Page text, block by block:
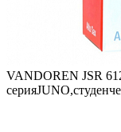
VANDOREN JSR